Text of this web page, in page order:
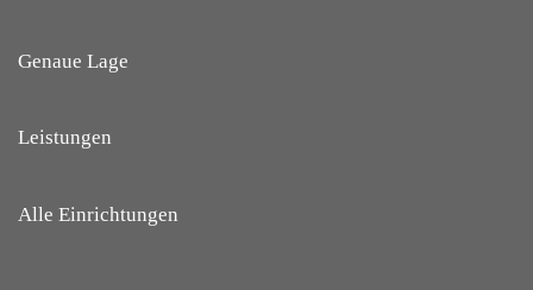
Genaue Lage
Leistungen
Alle Einrichtungen